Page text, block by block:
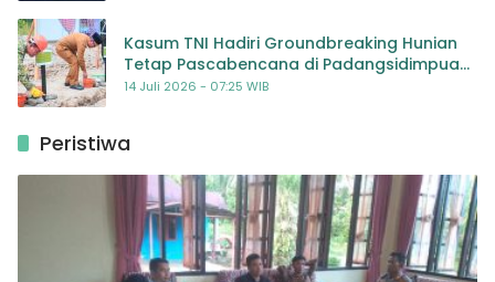
Kasum TNI Hadiri Groundbreaking Hunian
Tetap Pascabencana di Padangsidimpuan,
Harapan Baru bagi Penyintas
14 Juli 2026 - 07:25 WIB
Peristiwa